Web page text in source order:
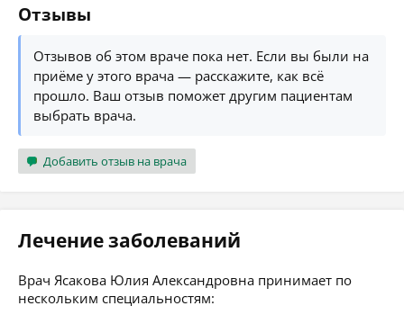
Отзывы
Отзывов об этом враче пока нет. Если вы были на
приёме у этого врача — расскажите, как всё
прошло. Ваш отзыв поможет другим пациентам
выбрать врача.
Добавить отзыв на врача
Лечение заболеваний
Врач Ясакова Юлия Александровна принимает по
нескольким специальностям: